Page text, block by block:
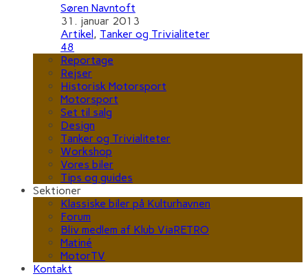
Søren Navntoft
31. januar 2013
Artikel, Tanker og Trivialiteter
48
Reportage
Rejser
Historisk Motorsport
Motorsport
Set til salg
Design
Tanker og Trivialiteter
Workshop
Vores biler
Tips og guides
Sektioner
Klassiske biler på Kulturhavnen
Forum
Bliv medlem af Klub ViaRETRO
Matiné
MotorTV
Kontakt